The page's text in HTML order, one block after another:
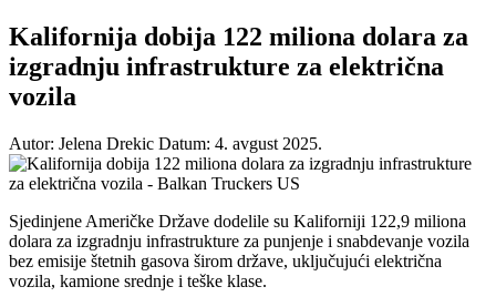
Kalifornija dobija 122 miliona dolara za
izgradnju infrastrukture za električna
vozila
Autor: Jelena Drekic Datum: 4. avgust 2025.
Sjedinjene Američke Države dodelile su Kaliforniji 122,9 miliona
dolara za izgradnju infrastrukture za punjenje i snabdevanje vozila
bez emisije štetnih gasova širom države, uključujući električna
vozila, kamione srednje i teške klase.